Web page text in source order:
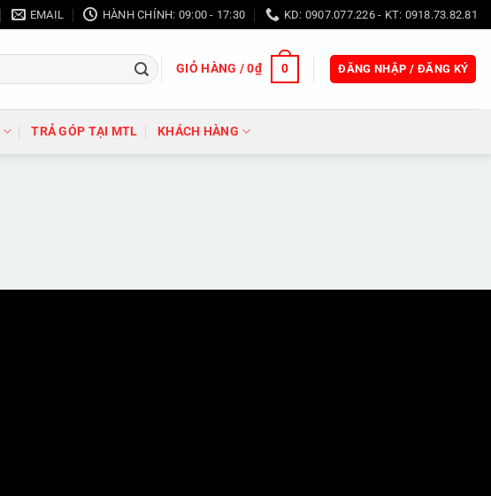
EMAIL HÀNH CHÍNH: 09:00 - 17:30 KD: 0907.077.226 - KT: 0918.73.82.81
GIỎ HÀNG /0₫ 0 ĐĂNG NHẬP / ĐĂNG KÝ
TRẢ GÓP TẠI MTL KHÁCH HÀNG